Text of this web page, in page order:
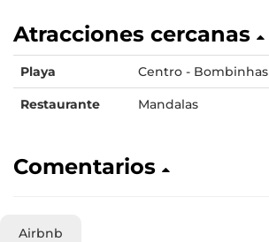
Atracciones cercanas
Playa Centro - Bombinhas
Restaurante Mandalas
Comentarios
Airbnb